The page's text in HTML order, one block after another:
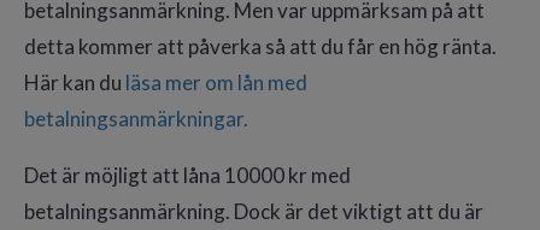
betalningsanmärkning. Men var uppmärksam på att
detta kommer att påverka så att du får en hög ränta.
Här kan du läsa mer om lån med
betalningsanmärkningar.
Det är möjligt att låna 10000 kr med
betalningsanmärkning. Dock är det viktigt att du är